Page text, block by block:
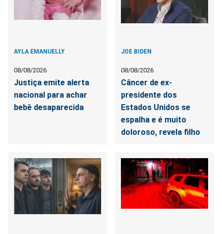
AYLA EMANUELLY
08/08/2026
Justiça emite alerta
nacional para achar
bebê desaparecida
JOE BIDEN
08/08/2026
Câncer de ex-
presidente dos
Estados Unidos se
espalha e é muito
doloroso, revela filho